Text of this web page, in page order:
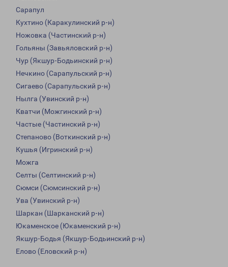
Сарапул
Кухтино (Каракулинский р-н)
Ножовка (Частинский р-н)
Гольяны (Завьяловский р-н)
Чур (Якшур-Бодьинский р-н)
Нечкино (Сарапульский р-н)
Сигаево (Сарапульский р-н)
Нылга (Увинский р-н)
Кватчи (Можгинский р-н)
Частые (Частинский р-н)
Степаново (Воткинский р-н)
Кушья (Игринский р-н)
Можга
Селты (Селтинский р-н)
Сюмси (Сюмсинский р-н)
Ува (Увинский р-н)
Шаркан (Шарканский р-н)
Юкаменское (Юкаменский р-н)
Якшур-Бодья (Якшур-Бодьинский р-н)
Елово (Еловский р-н)